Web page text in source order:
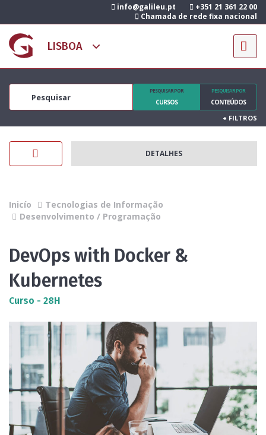
info@galileu.pt
+351 21 361 22 00
Chamada de rede fixa nacional
PESQUISAR POR
CURSOS
PESQUISAR POR
CONTEÚDOS
+ FILTROS
DETALHES
Inicío
Tecnologias de Informação
Desenvolvimento / Programação
DevOps with Docker &
Kubernetes
Curso - 28H